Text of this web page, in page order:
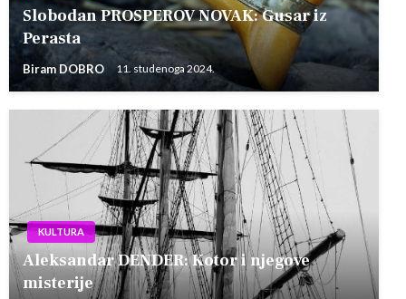
Slobodan PROSPEROV NOVAK: Gusar iz
Perasta
Biram DOBRO 11. studenoga 2024.
KULTURA
Aleksandar DENDER: Kotor i njegove
misterije